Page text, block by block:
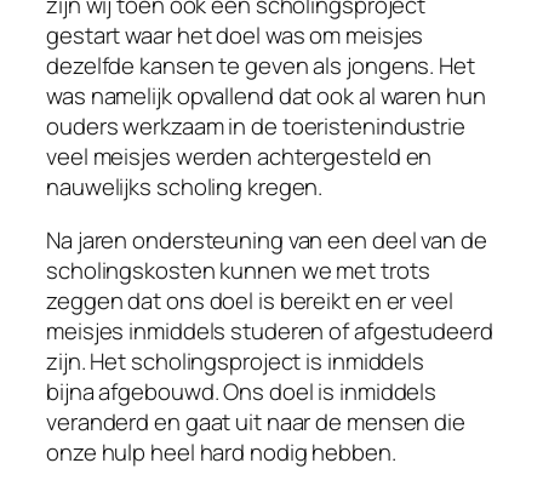
gestart waar het doel was om meisjes
dezelfde kansen te geven als jongens. Het
was namelijk opvallend dat ook al waren hun
ouders werkzaam in de toeristenindustrie
veel meisjes werden achtergesteld en
nauwelijks scholing kregen.
Na jaren ondersteuning van een deel van de
scholingskosten kunnen we met trots
zeggen dat ons doel is bereikt en er veel
meisjes inmiddels studeren of afgestudeerd
zijn. Het scholingsproject is inmiddels
bijna afgebouwd. Ons doel is inmiddels
veranderd en gaat uit naar de mensen die
onze hulp heel hard nodig hebben.